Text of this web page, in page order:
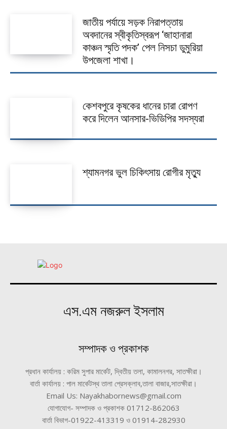
জাতীয় পর্যায়ে সড়ক নিরাপত্তায়
অবদানের স্বীকৃতিস্বরূপ ‘জাহানারা
কাঞ্চন স্মৃতি পদক’ পেল নিসচা ডুমুরিয়া
উপজেলা শাখা।
কেশবপুরে কৃষকের ধানের চারা রোপণ
করে দিলেন আনসার-ভিডিপির সদস্যরা
শ্যামনগর ভুল চিকিৎসায় রোগীর মৃত্যু
এস.এম নজরুল ইসলাম
সম্পাদক ও প্রকাশক
প্রধান কার্যালয় : করিম সুপার মার্কেট, দ্বিতীয় তলা, কামালনগর, সাতক্ষীরা।
বার্তা কার্যালয় : পাল মার্কেটস্থ তালা প্রেসক্লাব,তালা বাজার,সাতক্ষীরা।
Email Us: Nayakhabornews@gmail.com
যোগাযোগ- সম্পাদক ও প্রকাশক 01712-862063
বার্তা বিভাগ-01922-413319 ও 01914-282930